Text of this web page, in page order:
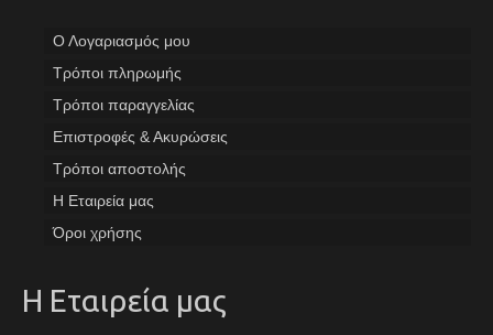
Ο Λογαριασμός μου
Tρόποι πληρωμής
Τρόποι παραγγελίας
Επιστροφές & Ακυρώσεις
Τρόποι αποστολής
Η Εταιρεία μας
Όροι χρήσης
Η Εταιρεία μας